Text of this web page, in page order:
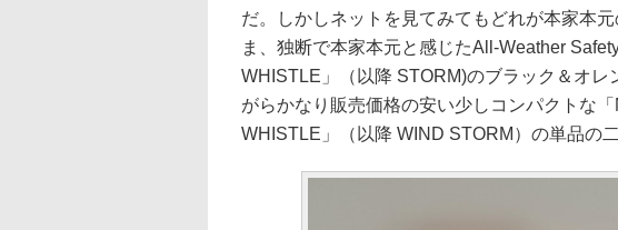
だ。しかしネットを見てみてもどれが本家本
ま、独断で本家本元と感じたAll-Weather
WHISTLE」（以降 STORM)のブラック＆オ
がらかなり販売価格の安い少しコンパクトな
WHISTLE」（以降 WIND STORM）の単品の